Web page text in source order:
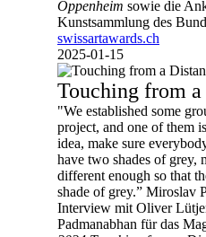
Oppenheim sowie die
Kunstsammlung des
swissartawards.ch
2025-01-15
Touching from a
"We established some
project, and one of them
idea, make sure
have two shades of grey,
different enough so that
shade of grey.” Miroslav
Interview mit Oliver
Padmanabhan für das